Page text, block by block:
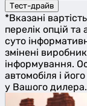
Тест-драйв
*Вказані
перелік опцій
суто
змінені
інформування.
автомобіля і
у Вашого дилера.